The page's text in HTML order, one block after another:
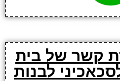
קשר של בית
לבנות